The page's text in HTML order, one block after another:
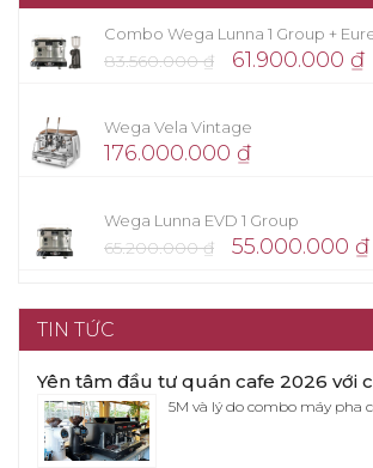
Combo Wega Lunna 1 Group +
83.560.000₫ 61.900.000 ₫
Wega Vela Vintage
176.000.000 ₫
Wega Lunna EVD 1 Group
65.200.000₫ 55.000.000 ₫
TIN TỨC
5M và lý do combo máy pha